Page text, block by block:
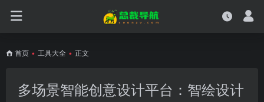
首页 • 工具大全 • 正文
多场景智能创意设计平台：智绘设计